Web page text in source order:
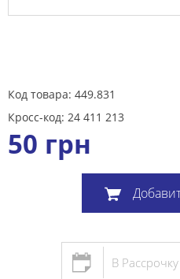
Код товара: 449.831
Кросс-код: 24 411 213
50 грн
В Рассрочку